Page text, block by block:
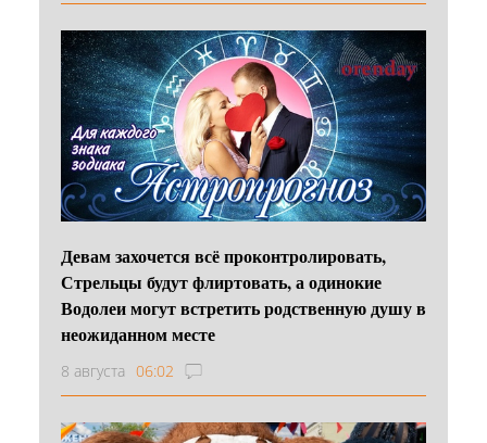
Девам захочется всё проконтролировать,
Стрельцы будут флиртовать, а одинокие
Водолеи могут встретить родственную душу в
неожиданном месте
8 августа 06:02